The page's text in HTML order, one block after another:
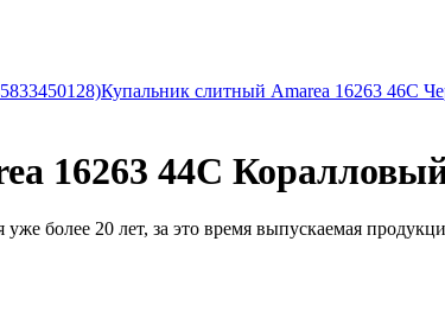
Купальник слитный Amarea 16263 46C
16263 44C
более 20 лет, за это время выпускаемая